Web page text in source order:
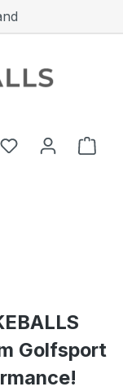
Golfsport